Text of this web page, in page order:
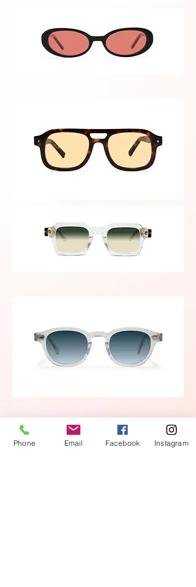
www.pawaeyewear.com
Phone Email Facebook Instagram